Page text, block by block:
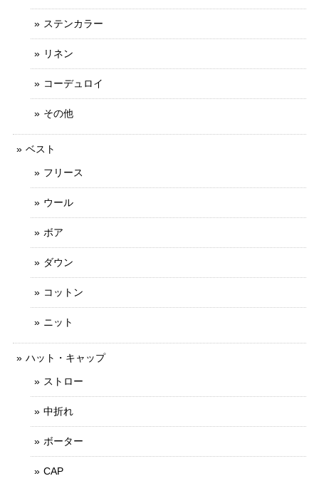
ステンカラー
リネン
コーデュロイ
その他
ベスト
フリース
ウール
ボア
ダウン
コットン
ニット
ハット・キャップ
ストロー
中折れ
ボーター
CAP